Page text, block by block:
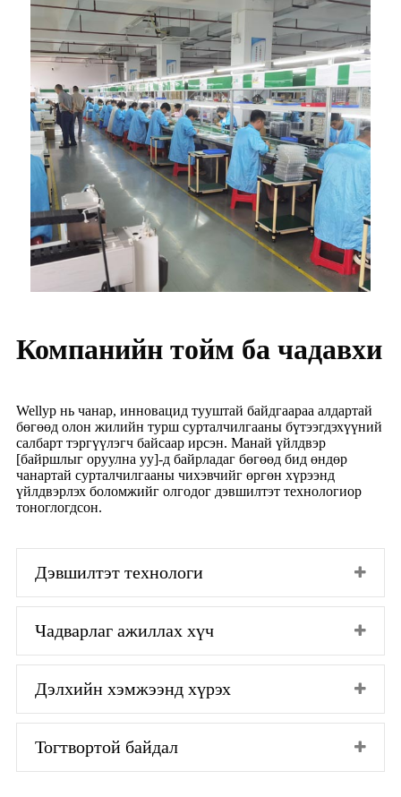
Компанийн тойм ба чадавхи
Wellyp нь чанар, инновацид тууштай байдгаараа алдартай
бөгөөд олон жилийн турш сурталчилгааны бүтээгдэхүүний
салбарт тэргүүлэгч байсаар ирсэн. Манай үйлдвэр
[байршлыг оруулна уу]-д байрладаг бөгөөд бид өндөр
чанартай сурталчилгааны чихэвчийг өргөн хүрээнд
үйлдвэрлэх боломжийг олгодог дэвшилтэт технологиор
тоноглогдсон.
Дэвшилтэт технологи
Чадварлаг ажиллах хүч
Дэлхийн хэмжээнд хүрэх
Тогтвортой байдал